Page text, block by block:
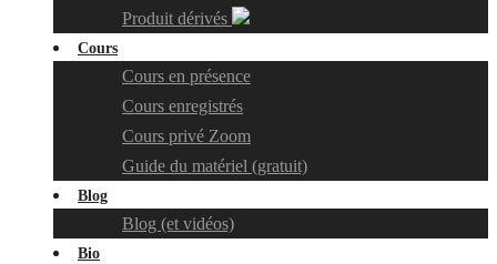
Produit dérivés
Cours
Cours en présence
Cours enregistrés
Cours privé Zoom
Guide du matériel (gratuit)
Blog
Blog (et vidéos)
Bio